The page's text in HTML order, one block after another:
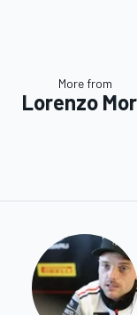
More from
Lorenzo